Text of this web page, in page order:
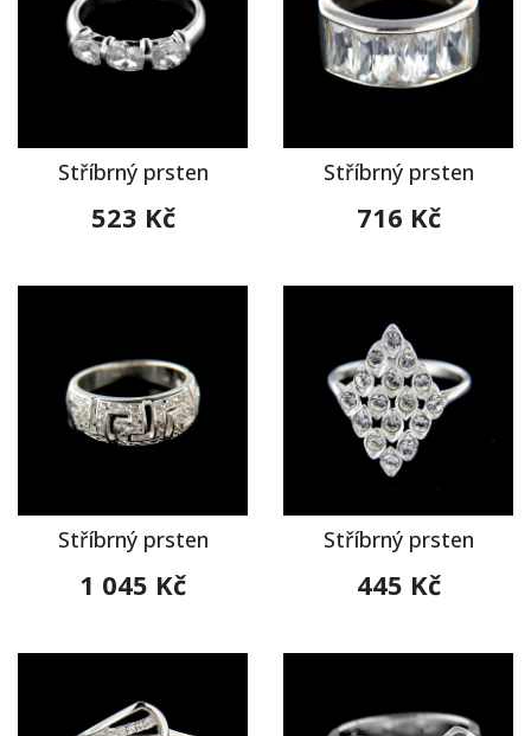
Stříbrný prsten
523 Kč
Stříbrný prsten
716 Kč
Stříbrný prsten
1 045 Kč
Stříbrný prsten
445 Kč